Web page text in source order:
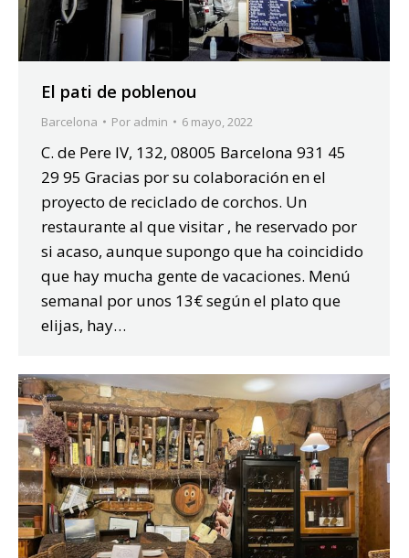
El pati de poblenou
Barcelona Por admin 6 mayo, 2022
C. de Pere IV, 132, 08005 Barcelona 931 45
29 95 Gracias por su colaboración en el
proyecto de reciclado de corchos. Un
restaurante al que visitar , he reservado por
si acaso, aunque supongo que ha coincidido
que hay mucha gente de vacaciones. Menú
semanal por unos 13€ según el plato que
elijas, hay…